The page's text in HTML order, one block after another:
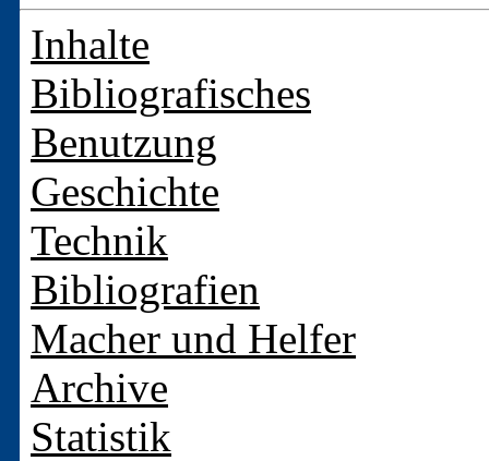
Inhalte
Bibliografisches
Benutzung
Geschichte
Technik
Bibliografien
Macher und Helfer
Archive
Statistik